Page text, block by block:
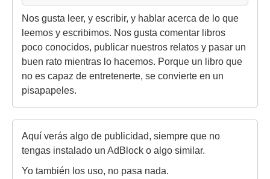
Nos gusta leer, y escribir, y hablar acerca de lo que
leemos y escribimos. Nos gusta comentar libros
poco conocidos, publicar nuestros relatos y pasar un
buen rato mientras lo hacemos. Porque un libro que
no es capaz de entretenerte, se convierte en un
pisapapeles.
Aquí verás algo de publicidad, siempre que no
tengas instalado un AdBlock o algo similar.
Yo también los uso, no pasa nada.